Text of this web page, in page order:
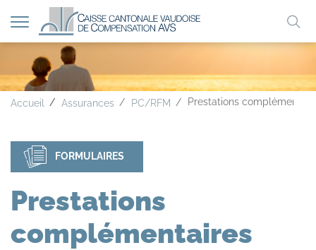
A A A
Afficher
la
navigation
Accueil Assurances PC/RFM Prestations
FORMULAIRES
Prestations
complémentaires